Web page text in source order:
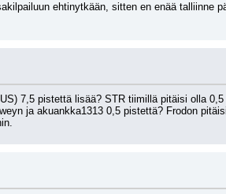
ehtinytkään, sitten en enää talliinne
7,5 pistettä lisää? STR tiimillä pitäisi olla
ja akuankka1313 0,5 pistettä? Frodon